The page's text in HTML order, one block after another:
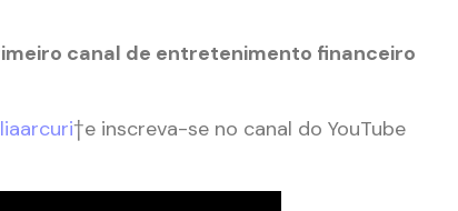
canal de entretenimento financeiro
†e inscreva-se no canal do YouTube